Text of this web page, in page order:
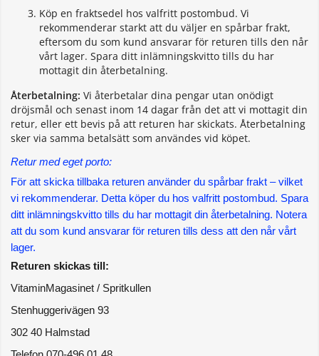
Köp en fraktsedel hos valfritt postombud. Vi
rekommenderar starkt att du väljer en spårbar frakt,
eftersom du som kund ansvarar för returen tills den når
vårt lager. Spara ditt inlämningskvitto tills du har
mottagit din återbetalning.
Återbetalning: Vi återbetalar dina pengar utan onödigt
dröjsmål och senast inom 14 dagar från det att vi mottagit din
retur, eller ett bevis på att returen har skickats. Återbetalning
sker via samma betalsätt som användes vid köpet.
Retur med eget porto:
För att skicka tillbaka returen använder du spårbar frakt – vilket
vi rekommenderar. Detta köper du hos valfritt postombud. Spara
ditt inlämningskvitto tills du har mottagit din återbetalning. Notera
att du som kund ansvarar för returen tills dess att den når vårt
lager.
Returen skickas till:
VitaminMagasinet / Spritkullen
Stenhuggerivägen 93
302 40 Halmstad